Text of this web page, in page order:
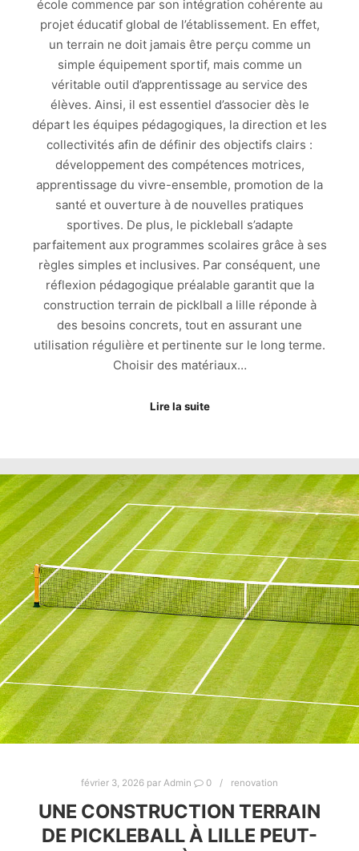
école commence par son intégration cohérente au
projet éducatif global de l’établissement. En effet,
un terrain ne doit jamais être perçu comme un
simple équipement sportif, mais comme un
véritable outil d’apprentissage au service des
élèves. Ainsi, il est essentiel d’associer dès le
départ les équipes pédagogiques, la direction et les
collectivités afin de définir des objectifs clairs :
développement des compétences motrices,
apprentissage du vivre-ensemble, promotion de la
santé et ouverture à de nouvelles pratiques
sportives. De plus, le pickleball s’adapte
parfaitement aux programmes scolaires grâce à ses
règles simples et inclusives. Par conséquent, une
réflexion pédagogique préalable garantit que la
construction terrain de picklball a lille réponde à
des besoins concrets, tout en assurant une
utilisation régulière et pertinente sur le long terme.
Choisir des matériaux…
Lire la suite
février 3, 2026 par Admin 0 renovation
UNE CONSTRUCTION TERRAIN
DE PICKLEBALL À LILLE PEUT-